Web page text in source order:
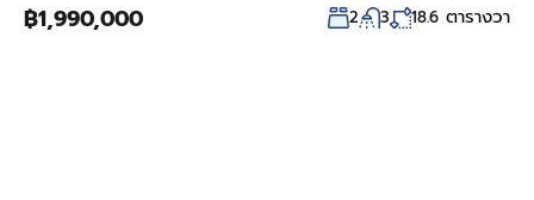
฿1,990,000 2 3 18.6 ตารางวา